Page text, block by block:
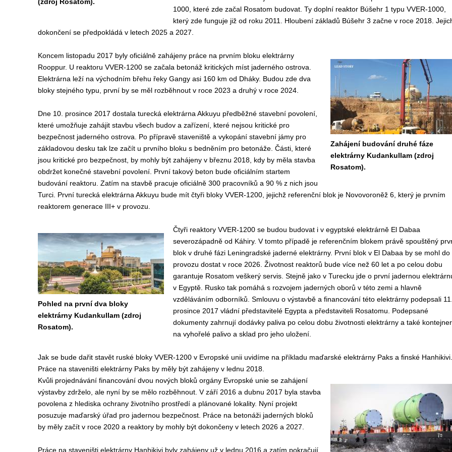
1000, které zde začal Rosatom budovat. Ty doplní reaktor Búšehr 1 typu VVER-1000,
který zde funguje již od roku 2011. Hloubení základů Búšehr 3 začne v roce 2018.
dokončení se předpokládá v letech 2025 a 2027.
Zahájení budování druhé fáze
elektrárny Kudankullam (zdroj
Rosatom).
Koncem listopadu 2017 byly oficiálně zahájeny práce na prvním bloku elektrárny
Rooppur. U reaktoru VVER-1200 se začala betonáž kritických míst jaderného ostrova.
Elektrárna leží na východním břehu řeky Gangy asi 160 km od Dháky. Budou zde dva
bloky stejného typu, první by se měl rozběhnout v roce 2023 a druhý v roce 2024.
Dne 10. prosince 2017 dostala turecká elektrárna Akkuyu předběžné stavební povolení,
které umožňuje zahájit stavbu všech budov a zařízení, které nejsou kritické pro
bezpečnost jaderného ostrova. Po přípravě staveniště a vykopání stavební jámy pro
základovou desku tak lze začít u prvního bloku s bedněním pro betonáže. Části, které
jsou kritické pro bezpečnost, by mohly být zahájeny v březnu 2018, kdy by měla stavba
obdržet konečné stavební povolení. První takový beton bude oficiálním startem
budování reaktoru. Zatím na stavbě pracuje oficiálně 300 pracovníků a 90 % z nich jsou
Turci. První turecká elektrárna Akkuyu bude mít čtyři bloky VVER-1200, jejichž referenční blok je Novovoroněž 6, který je prvním
reaktorem generace III+ v provozu.
Pohled na první dva bloky
elektrárny Kudankullam (zdroj
Rosatom).
Čtyři reaktory VVER-1200 se budou budovat i v egyptské elektrárně El Dabaa
severozápadně od Káhiry. V tomto případě je referenčním blokem právě spouštěný
blok v druhé fázi Leningradské jaderné elektrárny. První blok v El Dabaa by se mohl do
provozu dostat v roce 2026. Životnost reaktorů bude více než 60 let a po celou dobu
garantuje Rosatom veškerý servis. Stejně jako v Turecku jde o první jadernou
v Egyptě. Rusko tak pomáhá s rozvojem jaderných oborů v této zemi a hlavně
vzděláváním odborníků. Smlouvu o výstavbě a financování této elektrárny podepsali
prosince 2017 vládní představitelé Egypta a představiteli Rosatomu. Podepsané
dokumenty zahrnují dodávky paliva po celou dobu životnosti elektrárny a také
na vyhořelé palivo a sklad pro jeho uložení.
Jak se bude dařit stavět ruské bloky VVER-1200 v Evropské unii uvidíme na příkladu maďarské elektrárny Paks a finské Hanhikivi.
Práce na staveništi elektrárny Paks by měly být zahájeny v lednu 2018.
Kvůli projednávání financování dvou nových bloků orgány Evropské unie se zahájení
výstavby zdrželo, ale nyní by se mělo rozběhnout. V září 2016 a dubnu 2017 byla stavba
povolena z hlediska ochrany životního prostředí a plánované lokality. Nyní projekt
posuzuje maďarský úřad pro jadernou bezpečnost. Práce na betonáži jaderných bloků
by měly začít v roce 2020 a reaktory by mohly být dokončeny v letech 2026 a 2027.
Práce na staveništi elektrárny Hanhikivi byly zahájeny už v lednu 2016 a zatím pokračují